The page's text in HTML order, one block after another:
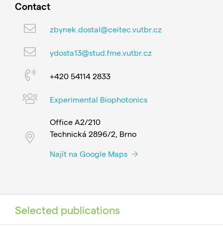
Contact
zbynek.dostal@ceitec.vutbr.cz
ydosta13@stud.fme.vutbr.cz
+420 54114 2833
Experimental Biophotonics
Office A2/210
Technická 2896/2, Brno
Najít na Google Maps
Selected publications